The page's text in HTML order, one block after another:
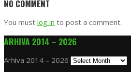
NO COMMENT
You must log in to post a comment.
ARHIVA 2014 – 2026
Arhiva 2014 – 2026